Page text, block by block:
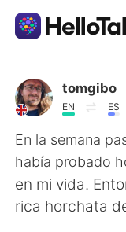
Aplicativo de
AI Grammar
Português
tomgibo
EN ES
En la semana
había probado
en mi vida.
rica horchata